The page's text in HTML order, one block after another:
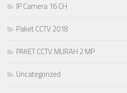
IP Camera 16 CH
Paket CCTV 2018
PAKET CCTV MURAH 2 MP
Uncategorized